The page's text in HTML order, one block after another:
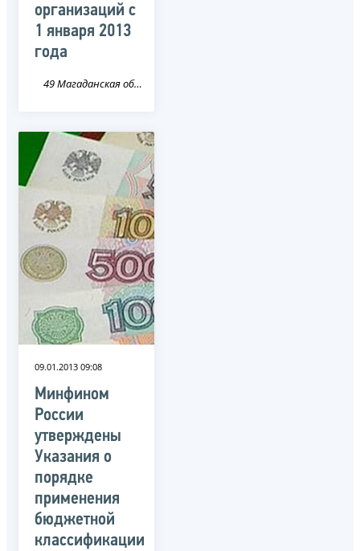
организаций с
1 января 2013
года
49 Магаданская область
09.01.2013 09:08
Минфином
России
утверждены
Указания о
порядке
применения
бюджетной
классификации